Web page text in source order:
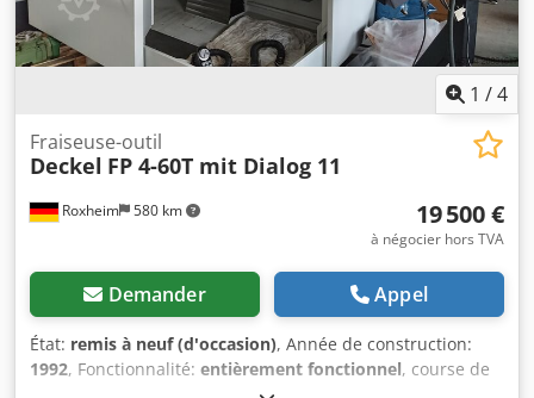
1 /4
Roxheim 580 km
Fraiseuse-outil
Deckel FP 4-60T mit Dialog 11
19 500 €
à négocier hors TVA
Demander Appel
État: remis à neuf (d'occasion), Année de construction:
1992, Fonctionnalité: entièrement fonctionnel, course de